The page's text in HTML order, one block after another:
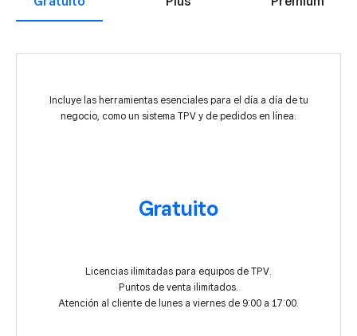
Incluye las herramientas esenciales para el día a día de tu
negocio, como un sistema TPV y de pedidos en línea.
Gratuito
Licencias ilimitadas para equipos de TPV.
Puntos de venta ilimitados.
Atención al cliente de lunes a viernes de 9:00 a 17:00.